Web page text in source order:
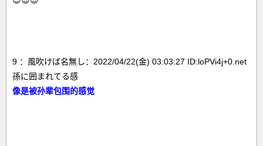
9 ：風吹けば名無し：2022/04/22(金) 03:03:27 ID:loPVi4j+0.net
孫に囲まれてる感
像是被孙辈包围的感觉